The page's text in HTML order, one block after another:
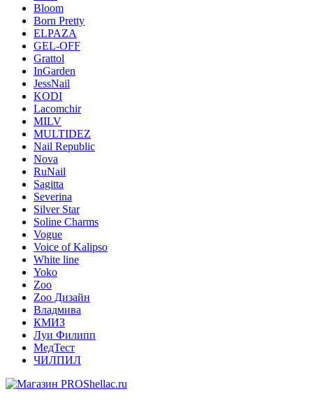
Bloom
Born Pretty
ELPAZA
GEL-OFF
Grattol
InGarden
JessNail
KODI
Lacomchir
MILV
MULTIDEZ
Nail Republic
Nova
RuNail
Sagitta
Severina
Silver Star
Soline Charms
Vogue
Voice of Kalipso
White line
Yoko
Zoo
Zoo Дизайн
Владмива
КМИЗ
Луи Филипп
МедТест
ЧИЛПИЛ